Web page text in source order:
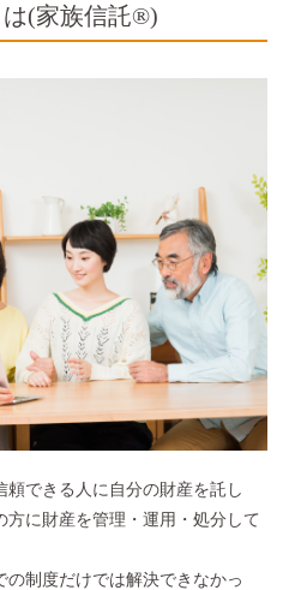
(家族信託®︎)
できる人に自分の財産を託し
方に財産を管理・運用・処分して
制度だけでは解決できなかっ